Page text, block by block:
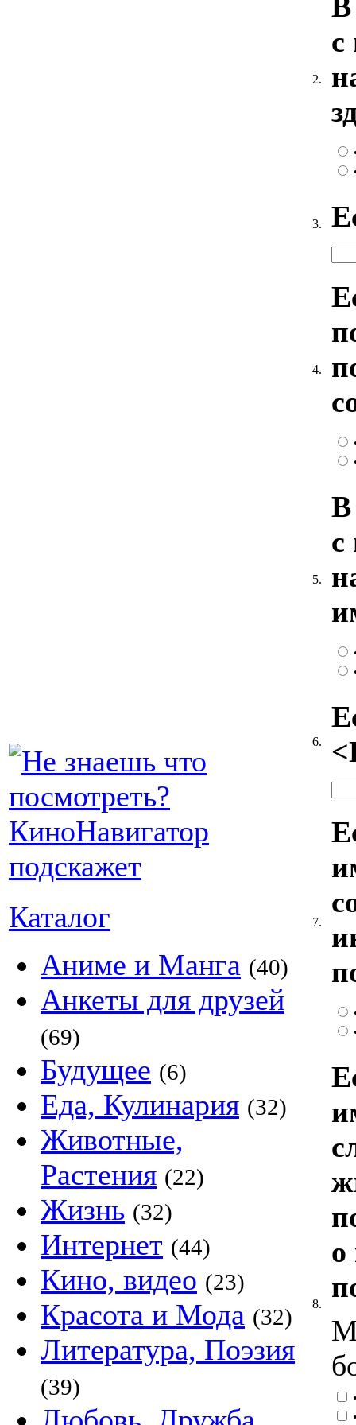
Каталог
Аниме и Манга (40)
Анкеты для друзей
(69)
Будущее (6)
Еда, Кулинария (32)
Животные,
Растения (22)
Жизнь (32)
Интернет (44)
Кино, видео (23)
Красота и Мода (32)
Литература, Поэзия
(39)
2.
с
3.
4.
5.
В
с
6.
7.
8.
о